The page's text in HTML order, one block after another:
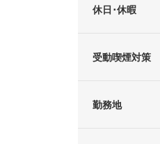
休日･休暇
受動喫煙対策
勤務地